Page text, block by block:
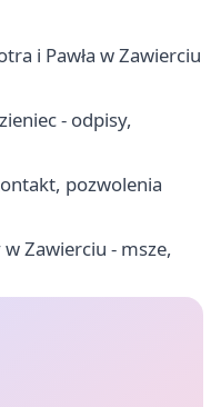
i Pawła w Zawierciu
- odpisy,
pozwolenia
Zawierciu - msze,